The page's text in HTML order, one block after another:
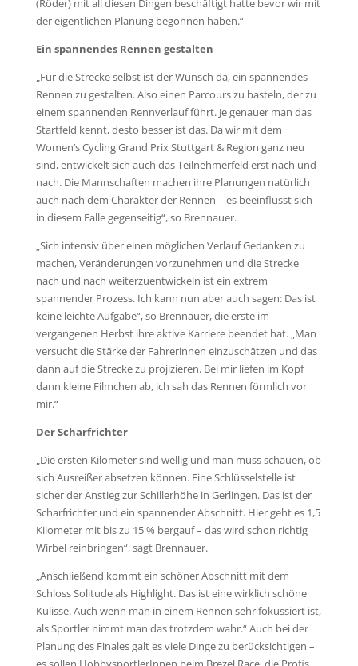
(Röder) mit all diesen Dingen beschäftigt hatte bevor wir mit
der eigentlichen Planung begonnen haben.“
Ein spannendes Rennen gestalten
„Für die Strecke selbst ist der Wunsch da, ein spannendes
Rennen zu gestalten. Also einen Parcours zu basteln, der zu
einem spannenden Rennverlauf führt. Je genauer man das
Startfeld kennt, desto besser ist das. Da wir mit dem
Women’s Cycling Grand Prix Stuttgart & Region ganz neu
sind, entwickelt sich auch das Teilnehmerfeld erst nach und
nach. Die Mannschaften machen ihre Planungen natürlich
auch nach dem Charakter der Rennen – es beeinflusst sich
in diesem Falle gegenseitig“, so Brennauer.
„Sich intensiv über einen möglichen Verlauf Gedanken zu
machen, Veränderungen vorzunehmen und die Strecke
nach und nach weiterzuentwickeln ist ein extrem
spannender Prozess. Ich kann nun aber auch sagen: Das ist
keine leichte Aufgabe“, so Brennauer, die erste im
vergangenen Herbst ihre aktive Karriere beendet hat. „Man
versucht die Stärke der Fahrerinnen einzuschätzen und das
dann auf die Strecke zu projizieren. Bei mir liefen im Kopf
dann kleine Filmchen ab, ich sah das Rennen förmlich vor
mir.“
Der Scharfrichter
„Die ersten Kilometer sind wellig und man muss schauen, ob
sich Ausreißer absetzen können. Eine Schlüsselstelle ist
sicher der Anstieg zur Schillerhöhe in Gerlingen. Das ist der
Scharfrichter und ein spannender Abschnitt. Hier geht es 1,5
Kilometer mit bis zu 15 % bergauf – das wird schon richtig
Wirbel reinbringen“, sagt Brennauer.
„Anschließend kommt ein schöner Abschnitt mit dem
Schloss Solitude als Highlight. Das ist eine wirklich schöne
Kulisse. Auch wenn man in einem Rennen sehr fokussiert ist,
als Sportler nimmt man das trotzdem wahr.“ Auch bei der
Planung des Finales galt es viele Dinge zu berücksichtigen –